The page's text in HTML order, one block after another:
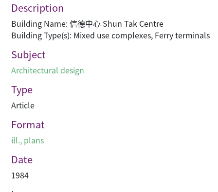
Description
Building Name: 信德中心 Shun Tak Centre
Building Type(s): Mixed use complexes, Ferry terminals
Subject
Architectural design
Type
Article
Format
ill., plans
Date
1984